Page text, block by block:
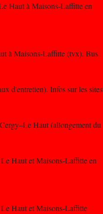
Haut à Maisons-Laffitte en
à Maisons-Laffitte (tvx). Bus
d'entretien). Infos sur les sites
Haut (allongement du
Haut et Maisons-Laffitte en
Haut et Maisons-Laffitte